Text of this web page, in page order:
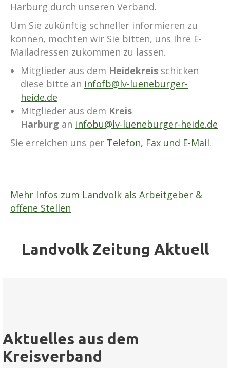
Harburg durch unseren Verband.
Um Sie zukünftig schneller informieren zu
können, möchten wir Sie bitten, uns Ihre E-
Mailadressen zukommen zu lassen.
Mitglieder aus dem Heidekreis schicken
diese bitte an infofb@lv-lueneburger-
heide.de
Mitglieder aus dem Kreis
Harburg an infobu@lv-lueneburger-heide.de
Sie erreichen uns per Telefon, Fax und E-Mail.
Mehr Infos zum Landvolk als Arbeitgeber &
offene Stellen
Landvolk Zeitung Aktuell
Aktuelles aus dem
Kreisverband